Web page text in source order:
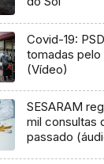
Covid-19:
tomadas pelo
(Vídeo)
SESARAM
mil consultas
passado